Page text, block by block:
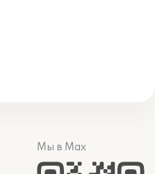
Мы в Max